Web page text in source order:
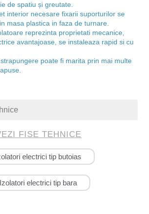
de spatiu și greutate.
interior necesare fixarii suporturilor se
masa plastica in faza de turnare.
reprezinta proprietati mecanice,
avantajoase, se instaleaza rapid si cu
poate fi marita prin mai multe
FISE TEHNICE
electrici tip butoias
Izolatori electrici tip bara